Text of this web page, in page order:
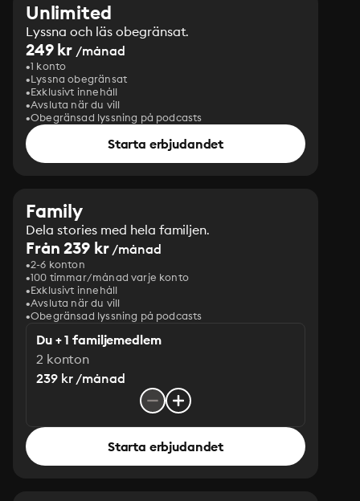
Unlimited
Lyssna och läs obegränsat.
249 kr /månad
1 konto
Lyssna obegränsat
Exklusivt innehåll
Avsluta när du vill
Obegränsad lyssning på podcasts
Starta erbjudandet
Family
Dela stories med hela familjen.
Från 239 kr/månad
2-6 konton
100 timmar/månad varje konto
Exklusivt innehåll
Avsluta när du vill
Obegränsad lyssning på podcasts
Du + 1 familjemedlem
2 konton
239 kr /månad
Starta erbjudandet